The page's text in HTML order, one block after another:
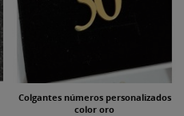
Colgantes números personalizados
color oro